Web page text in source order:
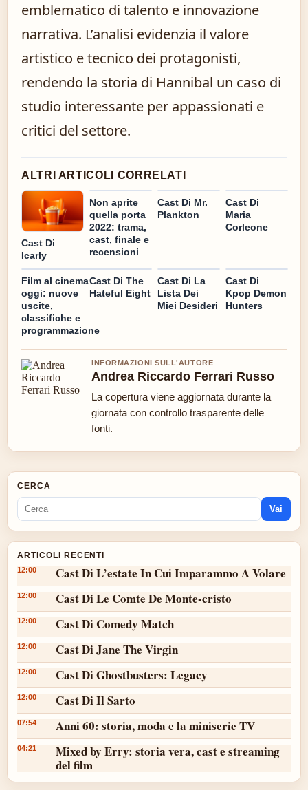
emblematico di talento e innovazione
narrativa. L’analisi evidenzia il valore
artistico e tecnico dei protagonisti,
rendendo la storia di Hannibal un caso di
studio interessante per appassionati e
critici del settore.
ALTRI ARTICOLI CORRELATI
Cast Di
Icarly
Non aprite
quella porta
2022: trama,
cast, finale e
recensioni
Cast Di Mr.
Plankton
Cast Di
Maria
Corleone
Film al cinema
oggi: nuove
uscite,
classifiche e
programmazione
Cast Di The
Hateful Eight
Cast Di La
Lista Dei
Miei Desideri
Cast Di
Kpop Demon
Hunters
INFORMAZIONI SULL'AUTORE
Andrea Riccardo Ferrari Russo
La copertura viene aggiornata durante la
giornata con controllo trasparente delle
fonti.
CERCA
Vai
ARTICOLI RECENTI
12:00 Cast Di L’estate In Cui Imparammo A Volare
12:00 Cast Di Le Comte De Monte-cristo
12:00 Cast Di Comedy Match
12:00 Cast Di Jane The Virgin
12:00 Cast Di Ghostbusters: Legacy
12:00 Cast Di Il Sarto
07:54 Anni 60: storia, moda e la miniserie TV
04:21
Mixed by Erry: storia vera, cast e streaming
del film